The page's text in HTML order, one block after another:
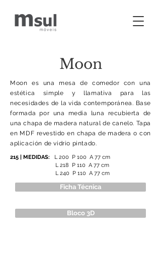
Moon
Moon es una mesa de comedor con una
estética simple y llamativa para las
necesidades de la vida contemporánea. Base
formada por una media luna recubierta de
una chapa de madera natural de canelo. Tapa
en MDF revestido en chapa de madera o con
aplicación de vidrio pintado.
215 | MEDIDAS: L 200 P 100 A 77 cm
L 218 P 110 A 77 cm
L 240 P 110 A 77 cm
Ficha Técnica
Bloco 3D